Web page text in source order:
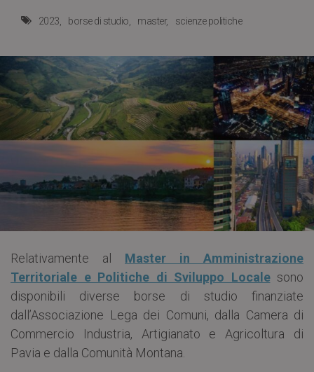
2023 borse di studio master scienze politiche
Relativamente al Master in Amministrazione
Territoriale e Politiche di Sviluppo Localesono
disponibili diverse borse di studio finanziate
dall’Associazione Lega dei Comuni, dalla Camera di
Commercio Industria, Artigianato e Agricoltura di
Pavia e dalla Comunità Montana.